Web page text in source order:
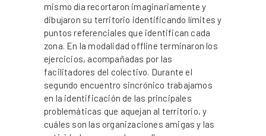
mismo día recortaron imaginariamente y
dibujaron su territorio identificando límites y
puntos referenciales que identifican cada
zona. En la modalidad offline terminaron los
ejercicios, acompañadas por las
facilitadores del colectivo. Durante el
segundo encuentro sincrónico trabajamos
en la identificación de las principales
problemáticas que aquejan al territorio, y
cuáles son las organizaciones amigas y las